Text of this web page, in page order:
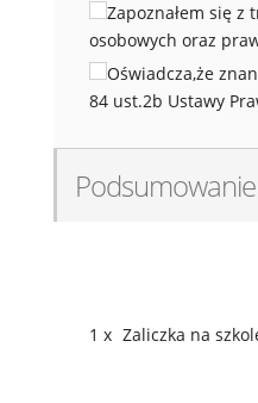
Zapoznałem się
osobowych oraz
Oświadcza,że
84 ust.2b Ustawy
1 x Zaliczka na